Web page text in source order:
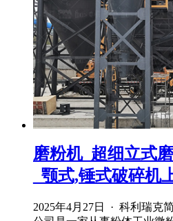
磨粉机_超细立式
_颚式,锤式破碎机
2025年4月27日 · 科利瑞克